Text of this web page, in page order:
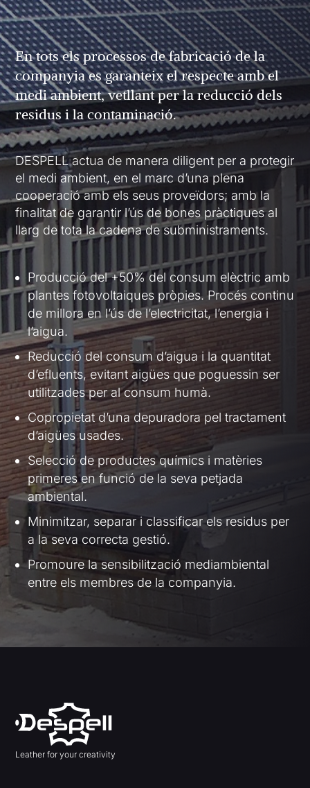
En tots els processos de fabricació de la
companyia es garanteix el respecte amb el
medi ambient, vetllant per la reducció dels
residus i la contaminació.
DESPELL actua de manera diligent per a protegir
el medi ambient, en el marc d’una plena
cooperació amb els seus proveïdors; amb la
finalitat de garantir l’ús de bones pràctiques al
llarg de tota la cadena de subministraments.
Producció del +50% del consum elèctric amb
plantes fotovoltaiques pròpies. Procés continu
de millora en l’ús de l’electricitat, l’energia i
l’aigua.
Reducció del consum d’aigua i la quantitat
d’efluents, evitant aigües que poguessin ser
utilitzades per al consum humà.
Copropietat d’una depuradora pel tractament
d’aigües usades.
Selecció de productes químics i matèries
primeres en funció de la seva petjada
ambiental.
Minimitzar, separar i classificar els residus per
a la seva correcta gestió.
Promoure la sensibilització mediambiental
entre els membres de la companyia.
Leather for your creativity